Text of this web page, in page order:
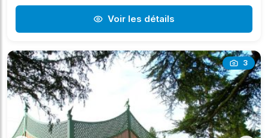
Voir les détails
3